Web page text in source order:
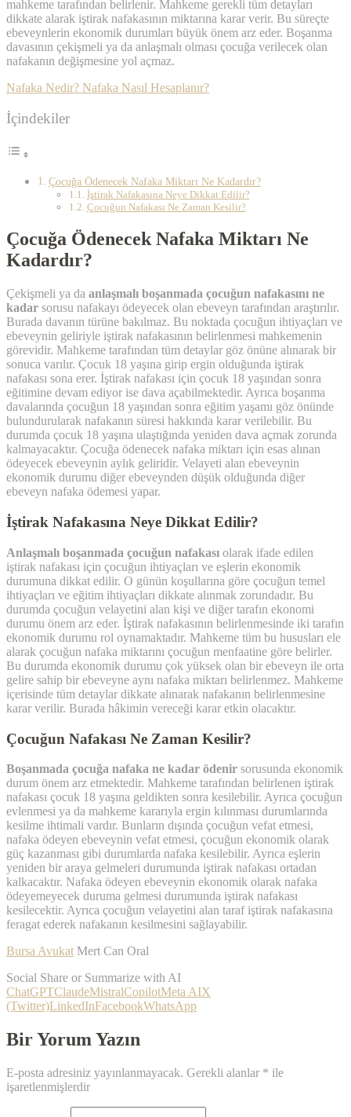
mahkeme tarafından belirlenir. Mahkeme gerekli tüm detayları
dikkate alarak iştirak nafakasının miktarına karar verir. Bu süreçte
ebeveynlerin ekonomik durumları büyük önem arz eder. Boşanma
davasının çekişmeli ya da anlaşmalı olması çocuğa verilecek olan
nafakanın değişmesine yol açmaz.
Nafaka Nedir? Nafaka Nasıl Hesaplanır?
İçindekiler
Çocuğa Ödenecek Nafaka Miktarı Ne Kadardır?
İştirak Nafakasına Neye Dikkat Edilir?
Çocuğun Nafakası Ne Zaman Kesilir?
Çocuğa Ödenecek Nafaka Miktarı Ne
Kadardır?
Çekişmeli ya da anlaşmalı boşanmada çocuğun nafakasını ne
kadar sorusu nafakayı ödeyecek olan ebeveyn tarafından araştırılır.
Burada davanın türüne bakılmaz. Bu noktada çocuğun ihtiyaçları ve
ebeveynin geliriyle iştirak nafakasının belirlenmesi mahkemenin
görevidir. Mahkeme tarafından tüm detaylar göz önüne alınarak bir
sonuca varılır. Çocuk 18 yaşına girip ergin olduğunda iştirak
nafakası sona erer. İştirak nafakası için çocuk 18 yaşından sonra
eğitimine devam ediyor ise dava açabilmektedir. Ayrıca boşanma
davalarında çocuğun 18 yaşından sonra eğitim yaşamı göz önünde
bulundurularak nafakanın süresi hakkında karar verilebilir. Bu
durumda çocuk 18 yaşına ulaştığında yeniden dava açmak zorunda
kalmayacaktır. Çocuğa ödenecek nafaka miktarı için esas alınan
ödeyecek ebeveynin aylık geliridir. Velayeti alan ebeveynin
ekonomik durumu diğer ebeveynden düşük olduğunda diğer
ebeveyn nafaka ödemesi yapar.
İştirak Nafakasına Neye Dikkat Edilir?
Anlaşmalı boşanmada çocuğun nafakası olarak ifade edilen
iştirak nafakası için çocuğun ihtiyaçları ve eşlerin ekonomik
durumuna dikkat edilir. O günün koşullarına göre çocuğun temel
ihtiyaçları ve eğitim ihtiyaçları dikkate alınmak zorundadır. Bu
durumda çocuğun velayetini alan kişi ve diğer tarafın ekonomi
durumu önem arz eder. İştirak nafakasının belirlenmesinde iki tarafın
ekonomik durumu rol oynamaktadır. Mahkeme tüm bu hususları ele
alarak çocuğun nafaka miktarını çocuğun menfaatine göre belirler.
Bu durumda ekonomik durumu çok yüksek olan bir ebeveyn ile orta
gelire sahip bir ebeveyne aynı nafaka miktarı belirlenmez. Mahkeme
içerisinde tüm detaylar dikkate alınarak nafakanın belirlenmesine
karar verilir. Burada hâkimin vereceği karar etkin olacaktır.
Çocuğun Nafakası Ne Zaman Kesilir?
Boşanmada çocuğa nafaka ne kadar ödenir sorusunda ekonomik
durum önem arz etmektedir. Mahkeme tarafından belirlenen iştirak
nafakası çocuk 18 yaşına geldikten sonra kesilebilir. Ayrıca çocuğun
evlenmesi ya da mahkeme kararıyla ergin kılınması durumlarında
kesilme ihtimali vardır. Bunların dışında çocuğun vefat etmesi,
nafaka ödeyen ebeveynin vefat etmesi, çocuğun ekonomik olarak
güç kazanması gibi durumlarda nafaka kesilebilir. Ayrıca eşlerin
yeniden bir araya gelmeleri durumunda iştirak nafakası ortadan
kalkacaktır. Nafaka ödeyen ebeveynin ekonomik olarak nafaka
ödeyemeyecek duruma gelmesi durumunda iştirak nafakası
kesilecektir. Ayrıca çocuğun velayetini alan taraf iştirak nafakasına
feragat ederek nafakanın kesilmesini sağlayabilir.
Bursa Avukat Mert Can Oral
Social Share or Summarize with AI
ChatGPTClaudeMistralCopilotMeta AIX
(Twitter)LinkedInFacebookWhatsApp
Bir Yorum Yazın
E-posta adresiniz yayınlanmayacak. Gerekli alanlar * ile
işaretlenmişlerdir